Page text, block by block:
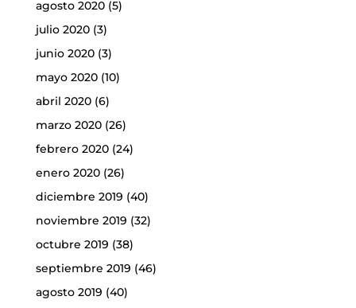
agosto 2020(5)
julio 2020(3)
junio 2020(3)
mayo 2020(10)
abril 2020(6)
marzo 2020(26)
febrero 2020(24)
enero 2020(26)
diciembre 2019 (40)
noviembre 2019 (32)
octubre 2019 (38)
septiembre 2019 (46)
agosto 2019 (40)